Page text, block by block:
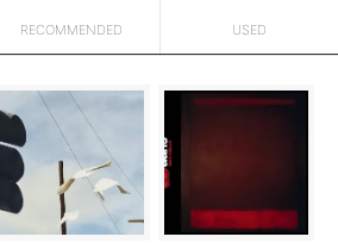
RECOMMENDED USED